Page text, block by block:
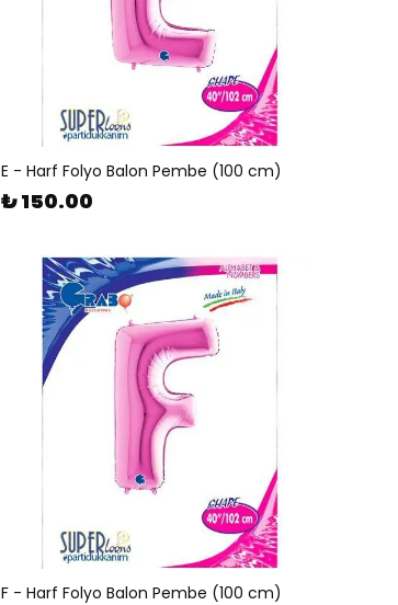
E - Harf Folyo Balon Pembe (100 cm)
₺ 150.00
F - Harf Folyo Balon Pembe (100 cm)